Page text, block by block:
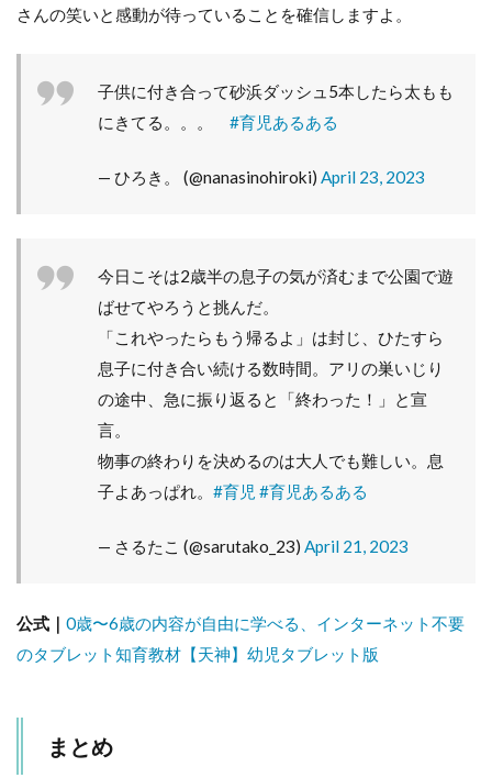
さんの笑いと感動が待っていることを確信しますよ。
子供に付き合って砂浜ダッシュ5本したら太もも
にきてる。。。 #育児あるある
— ひろき。 (@nanasinohiroki) April 23, 2023
今日こそは2歳半の息子の気が済むまで公園で遊
ばせてやろうと挑んだ。
「これやったらもう帰るよ」は封じ、ひたすら
息子に付き合い続ける数時間。アリの巣いじり
の途中、急に振り返ると「終わった！」と宣
言。
物事の終わりを決めるのは大人でも難しい。息
子よあっぱれ。 #育児 #育児あるある
— さるたこ (@sarutako_23) April 21, 2023
公式｜ 0歳〜6歳の内容が自由に学べる、インターネット不要
のタブレット知育教材【天神】幼児タブレット版
まとめ